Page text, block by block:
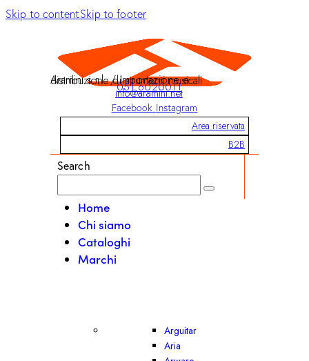
Skip to contentSkip to footer
Aramini s.r.l. / Importazione e distribuzione di strumenti musicali
051 6020011
info@aramini.net
Facebook Instagram
Area riservata
B2B
Search
Home
Chi siamo
Cataloghi
Marchi
Arguitar
Aria